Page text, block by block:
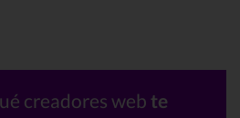
creadores web te